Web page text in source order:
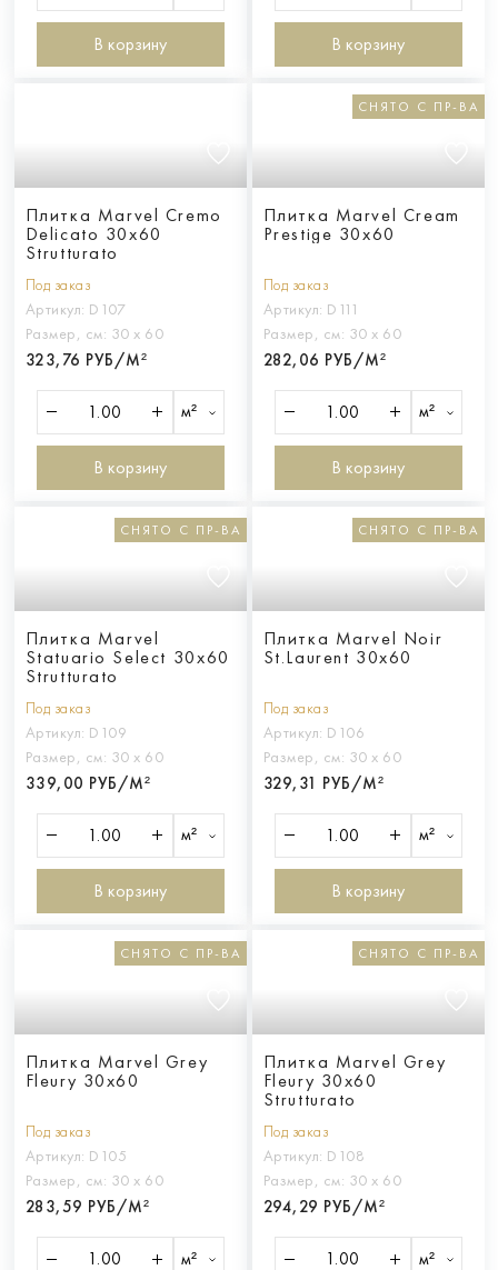
В корзину В корзину
Плитка Marvel Cremo
Delicato 30x60
Strutturato
Под заказ
Артикул: D107
Размер, см: 30 х 60
323,76 РУБ/М²
м²
В корзину
СНЯТО С ПР-ВА
Плитка Marvel Cream
Prestige 30x60
Под заказ
Артикул: D111
Размер, см: 30 х 60
282,06 РУБ/М²
м²
В корзину
СНЯТО С ПР-ВА
Плитка Marvel
Statuario Select 30x60
Strutturato
Под заказ
Артикул: D109
Размер, см: 30 х 60
339,00 РУБ/М²
м²
В корзину
СНЯТО С ПР-ВА
Плитка Marvel Noir
St.Laurent 30x60
Под заказ
Артикул: D106
Размер, см: 30 х 60
329,31 РУБ/М²
м²
В корзину
СНЯТО С ПР-ВА
Плитка Marvel Grey
Fleury 30x60
Под заказ
Артикул: D105
Размер, см: 30 х 60
283,59 РУБ/М²
м²
СНЯТО С ПР-ВА
Плитка Marvel Grey
Fleury 30x60
Strutturato
Под заказ
Артикул: D108
Размер, см: 30 х 60
294,29 РУБ/М²
м²